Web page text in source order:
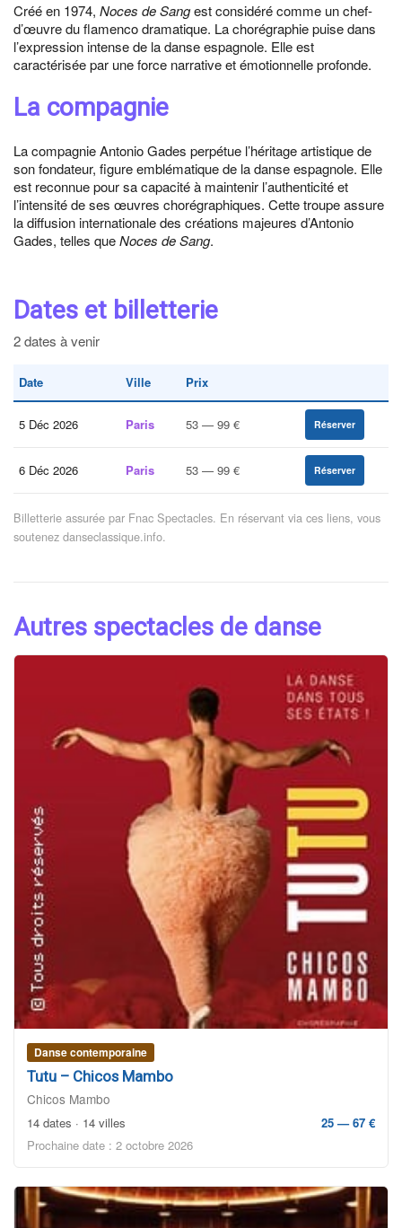
Créé en 1974, Noces de Sangest considéré comme un chef-
d’œuvre du flamenco dramatique. La chorégraphie puise dans
l’expression intense de la danse espagnole. Elle est
caractérisée par une force narrative et émotionnelle profonde.
La compagnie
La compagnie Antonio Gades perpétue l’héritage artistique de
son fondateur, figure emblématique de la danse espagnole. Elle
est reconnue pour sa capacité à maintenir l’authenticité et
l’intensité de ses œuvres chorégraphiques. Cette troupe assure
la diffusion internationale des créations majeures d’Antonio
Gades, telles queNoces de Sang.
Dates et billetterie
2 dates à venir
Date Ville Prix
5 Déc 2026 Paris 53 — 99 € Réserver
6 Déc 2026 Paris 53 — 99 € Réserver
Billetterie assurée par Fnac Spectacles. En réservant via ces liens, vous
soutenez danseclassique.info.
Autres spectacles de danse
Danse contemporaine
Tutu – Chicos Mambo
Chicos Mambo
14 dates · 14 villes
25 — 67 €
Prochaine date : 2 octobre 2026